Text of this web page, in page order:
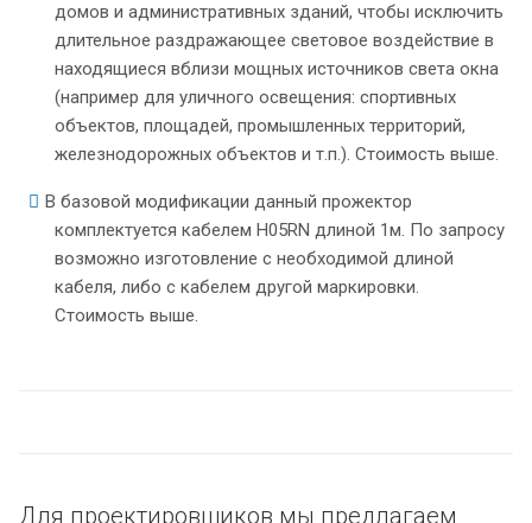
домов и административных зданий, чтобы исключить
длительное раздражающее световое воздействие в
находящиеся вблизи мощных источников света окна
(например для уличного освещения: спортивных
объектов, площадей, промышленных территорий,
железнодорожных объектов и т.п.). Стоимость выше.
В базовой модификации данный прожектор
комплектуется кабелем H05RN длиной 1м. По запросу
возможно изготовление с необходимой длиной
кабеля, либо с кабелем другой маркировки.
Стоимость выше.
Для проектировщиков мы предлагаем